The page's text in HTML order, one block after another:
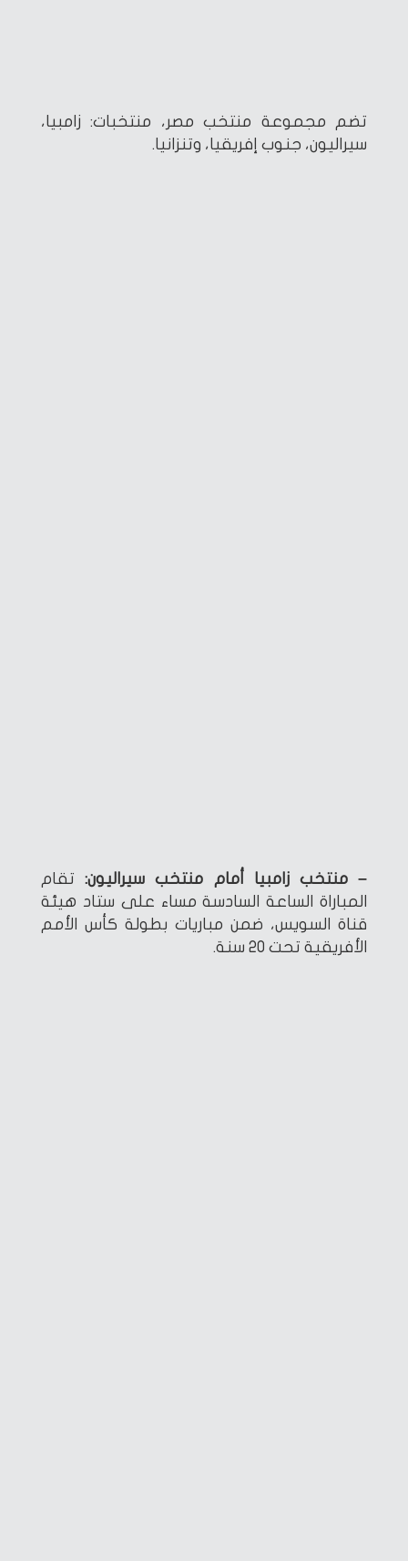
تضم مجموعة منتخب مصر، منتخبات: زامبيا،
سيراليون، جنوب إفريقيا، وتنزانيا.
– منتخب زامبيا أمام منتخب سيراليون:تقام
المباراة الساعة السادسة مساء على ستاد هيئة
قناة السويس، ضمن مباريات بطولة كأس الأمم
الأفريقية تحت 20 سنة.